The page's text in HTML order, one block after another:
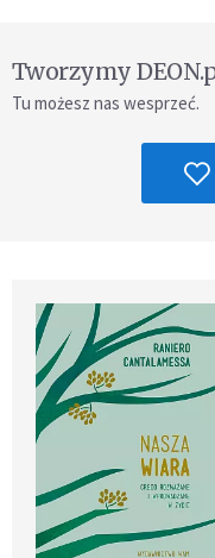
Tworzymy
Tu możesz nas wesprzeć.